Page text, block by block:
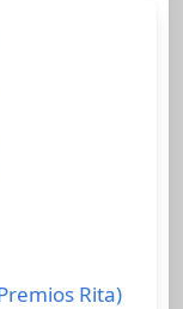
Rita)